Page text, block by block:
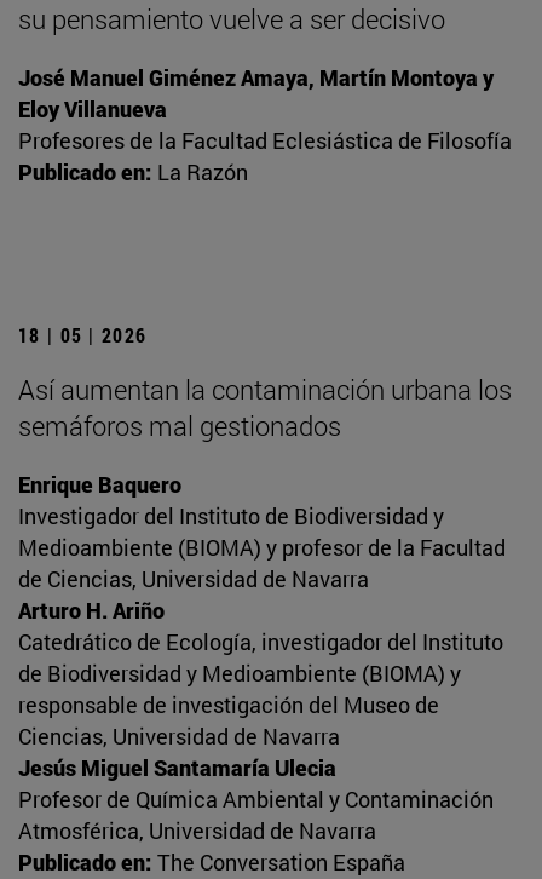
su pensamiento vuelve a ser decisivo
José Manuel Giménez Amaya, Martín Montoya y
Eloy Villanueva
Profesores de la Facultad Eclesiástica de Filosofía
Publicado en: La Razón
18 | 05 | 2026
Así aumentan la contaminación urbana los
semáforos mal gestionados
Enrique Baquero
Investigador del Instituto de Biodiversidad y
Medioambiente (BIOMA) y profesor de la Facultad
de Ciencias, Universidad de Navarra
Arturo H. Ariño
Catedrático de Ecología, investigador del Instituto
de Biodiversidad y Medioambiente (BIOMA) y
responsable de investigación del Museo de
Ciencias, Universidad de Navarra
Jesús Miguel Santamaría Ulecia
Profesor de Química Ambiental y Contaminación
Atmosférica, Universidad de Navarra
Publicado en: The Conversation España